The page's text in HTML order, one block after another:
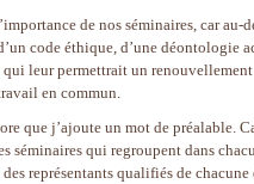
de nos séminaires, car au-
code éthique, d’une déontologie
qui leur permettrait un
en commun.
que j’ajoute un mot de préalable.
séminaires qui regroupent dans
représentants qualifiés de chacune